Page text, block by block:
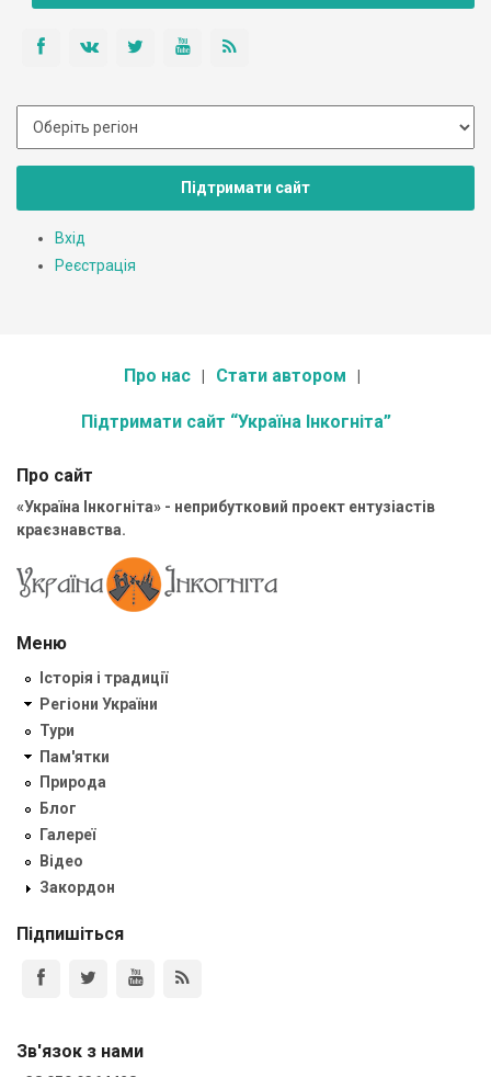
Підтримати сайт
Вхід
Реєстрація
Про нас Стати автором
Підтримати сайт “Україна Інкогніта”
Про сайт
«Україна Інкогніта» - неприбутковий проект ентузіастів
краєзнавства.
Меню
Історія і традиції
Регіони України
Тури
Пам'ятки
Природа
Блог
Галереї
Відео
Закордон
Підпишіться
Зв'язок з нами